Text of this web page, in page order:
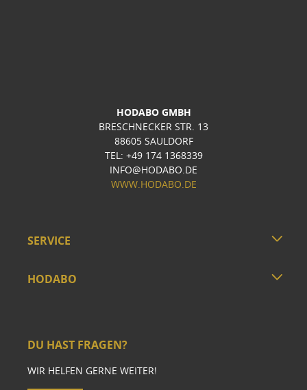
HODABO GMBH
BRESCHNECKER STR. 13
88605 SAULDORF
TEL: +49 174 1368339
INFO@HODABO.DE
WWW.HODABO.DE
SERVICE
HODABO
DU HAST FRAGEN?
WIR HELFEN GERNE WEITER!